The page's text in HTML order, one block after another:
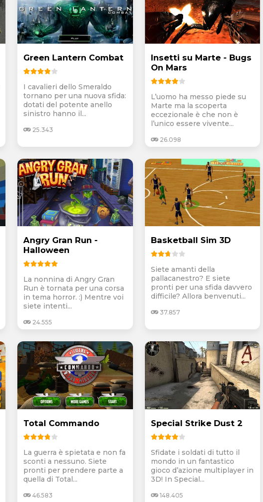
Green Lantern Combat
I cavalieri dello Smeraldo
tornano per una nuova sfida:
dotati del potente anello
sinistro hanno il...
25.343
Insetti su Marte - Bugs
On Mars
L’uomo ha messo piede su
Marte ma la scoperta
eccezionale è che non è
l’unico essere vivente...
26.098
Angry Gran Run -
Halloween
La nonnina di Angry Gran
Run è tornata per una corsa
in tema horror. :) Mentre voi
siete intenti...
24.555
Basketball Sim 3D
Siete amanti della
pallacanestro? E siete
pronti per una sfida davvero
difficile? Allora benvenuti...
37.857
Total Commando
La guerra è spietata e non fa
sconti a nessuno. Siete
pronti per prendere parte a
quella di Total...
46.583
Special Strike Dust 2
Sfidate i soldati di tutto il
mondo in un fantastico
gioco d’azione multiplayer in
3D! In Special...
148.405